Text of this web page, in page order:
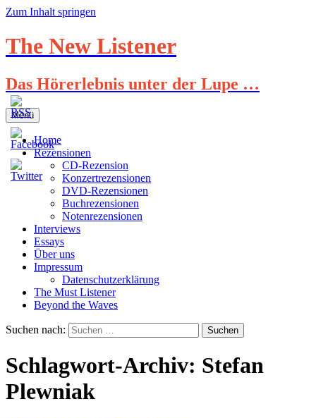
Zum Inhalt springen
The New Listener
Das Hörerlebnis unter der Lupe …
Menü
Home
Rezensionen
CD-Rezension
Konzertrezensionen
DVD-Rezensionen
Buchrezensionen
Notenrezensionen
Interviews
Essays
Über uns
Impressum
Datenschutzerklärung
The Must Listener
Beyond the Waves
Suchen nach:
Schlagwort-Archiv: Stefan
Plewniak